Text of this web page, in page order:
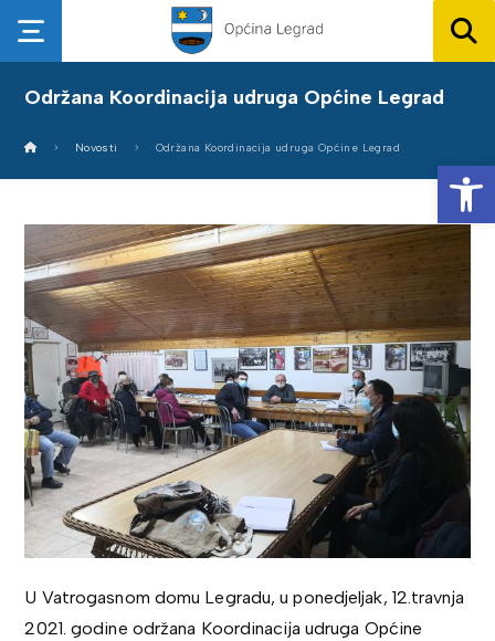
Održana Koordinacija udruga Općine Legrad
Novosti Održana Koordinacija udruga Općine Legrad
U Vatrogasnom domu Legradu, u ponedjeljak, 12.travnja
2021. godine održana Koordinacija udruga Općine